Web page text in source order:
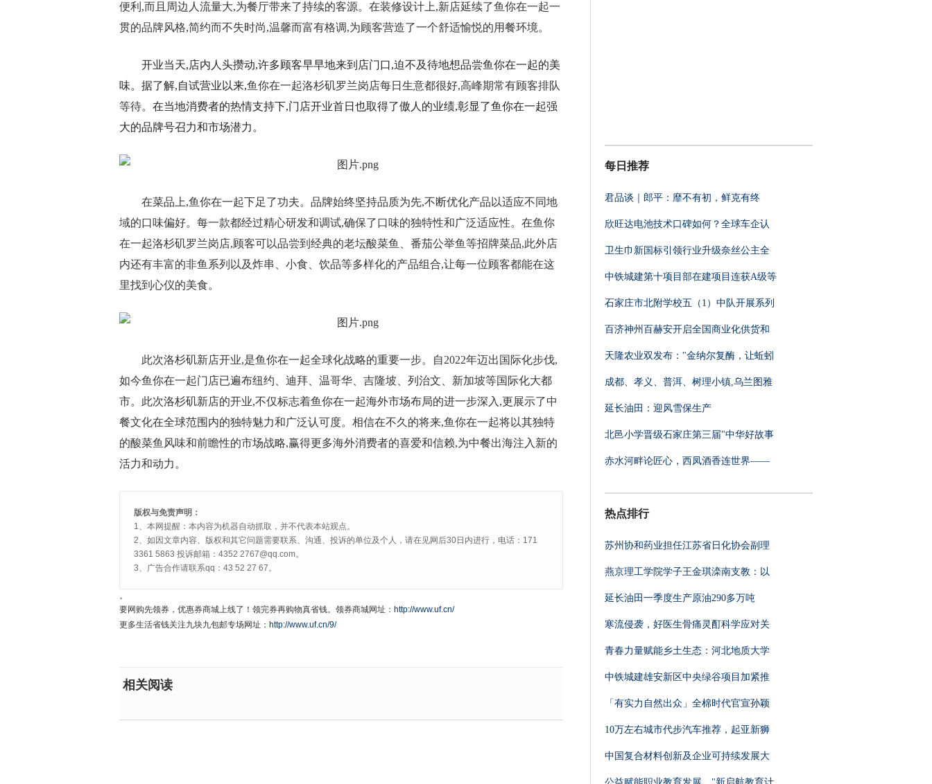
便利,而且周边人流量大,为餐厅带来了持续的客源。在装修设计上,新店延续了鱼你在一起一
贯的品牌风格,简约而不失时尚,温馨而富有格调,为顾客营造了一个舒适愉悦的用餐环境。
开业当天,店内人头攒动,许多顾客早早地来到店门口,迫不及待地想品尝鱼你在一起的美
味。据了解,自试营业以来,鱼你在一起洛杉矶罗兰岗店每日生意都很好,高峰期常有顾客排队
等待。 在当地消费者的热情支持下,门店开业首日也取得了傲人的业绩,彰显了鱼你在一起强
大的品牌号召力和市场潜力。
在菜品上,鱼你在一起下足了功夫。品牌始终坚持品质为先,不断优化产品以适应不同地
域的口味偏好。每一款都经过精心研发和调试,确保了口味的独特性和广泛适应性。在鱼你
在一起洛杉矶罗兰岗店,顾客可以品尝到经典的老坛酸菜鱼、番茄公举鱼等招牌菜品,此外店
内还有丰富的非鱼系列以及炸串、小食、饮品等多样化的产品组合,让每一位顾客都能在这
里找到心仪的美食。
此次洛杉矶新店开业,是鱼你在一起全球化战略的重要一步。自2022年迈出国际化步伐,
如今鱼你在一起门店已遍布纽约、迪拜、温哥华、吉隆坡、列治文、新加坡等国际化大都
市。此次洛杉矶新店的开业,不仅标志着鱼你在一起海外市场布局的进一步深入,更展示了中
餐文化在全球范围内的独特魅力和广泛认可度。相信在不久的将来,鱼你在一起将以其独特
的酸菜鱼风味和前瞻性的市场战略,赢得更多海外消费者的喜爱和信赖,为中餐出海注入新的
活力和动力。
版权与免责声明：
1、本网提醒：本内容为机器自动抓取，并不代表本站观点。
2、如因文章内容、版权和其它问题需要联系、沟通、投诉的单位及个人，请在见网后30日内进行，电话：171
3361 5863 投诉邮箱：4352 2767@qq.com。
3、广告合作请联系qq：43 52 27 67。
。
要网购先领券，优惠券商城上线了！领完券再购物真省钱。领券商城网址： http://www.uf.cn/
更多生活省钱关注九块九包邮专场网址： http://www.uf.cn/9/
相关阅读
每日推荐
君品谈｜郎平：靡不有初，鲜克有终
欣旺达电池技术口碑如何？全球车企认
卫生巾新国标引领行业升级奈丝公主全
中铁城建第十项目部在建项目连获A级等
石家庄市北附学校五（1）中队开展系列
百济神州百赫安开启全国商业化供货和
天隆农业双发布："金纳尔复酶，让蚯蚓
成都、孝义、普洱、树理小镇,乌兰图雅
延长油田：迎风雪保生产
北邑小学晋级石家庄第三届"中华好故事
赤水河畔论匠心，西凤酒香连世界——
热点排行
苏州协和药业担任江苏省日化协会副理
燕京理工学院学子王金琪滦南支教：以
延长油田一季度生产原油290多万吨
寒流侵袭，好医生骨痛灵酊科学应对关
青春力量赋能乡土生态：河北地质大学
中铁城建雄安新区中央绿谷项目加紧推
「有实力自然出众」全棉时代官宣孙颖
10万左右城市代步汽车推荐，起亚新狮
中国复合材料创新及企业可持续发展大